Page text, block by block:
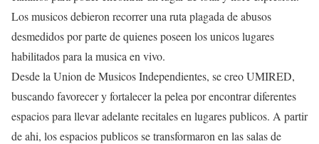
Los musicos debieron recorrer una ruta plagada de abusos
desmedidos por parte de quienes poseen los unicos lugares
habilitados para la musica en vivo.
Desde la Union de Musicos Independientes, se creo UMIRED,
buscando favorecer y fortalecer la pelea por encontrar diferentes
espacios para llevar adelante recitales en lugares publicos. A partir
de ahi, los espacios publicos se transformaron en las salas de